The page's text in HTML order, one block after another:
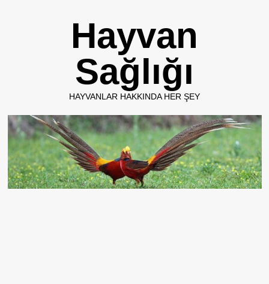
Hayvan
Sağlığı
HAYVANLAR HAKKINDA HER ŞEY